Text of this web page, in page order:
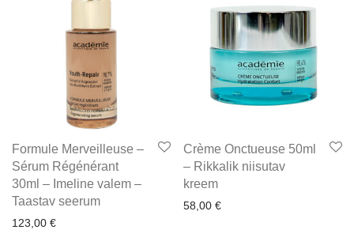
Formule Merveilleuse –
Sérum Régénérant
30ml – Imeline valem –
Taastav seerum
123,00 €
Crème Onctueuse 50ml
– Rikkalik niisutav
kreem
58,00 €